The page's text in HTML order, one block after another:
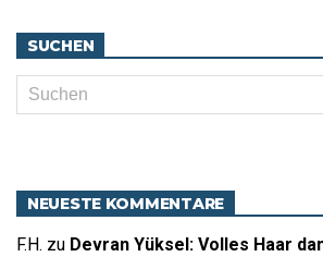
SUCHEN
NEUESTE KOMMENTARE
F.H. zu Devran Yüksel: Volles Haar